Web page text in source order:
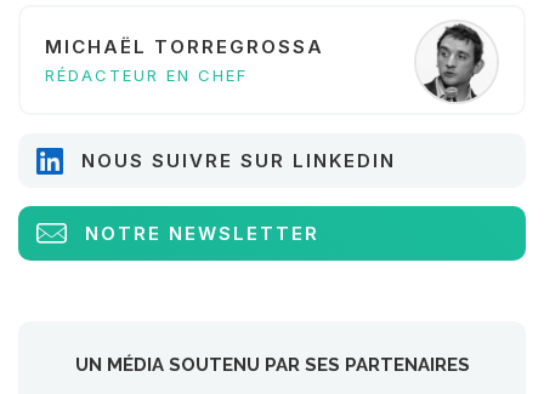
MICHAËL TORREGROSSA
RÉDACTEUR EN CHEF
NOUS SUIVRE SUR LINKEDIN
NOTRE NEWSLETTER
UN MÉDIA SOUTENU PAR SES PARTENAIRES